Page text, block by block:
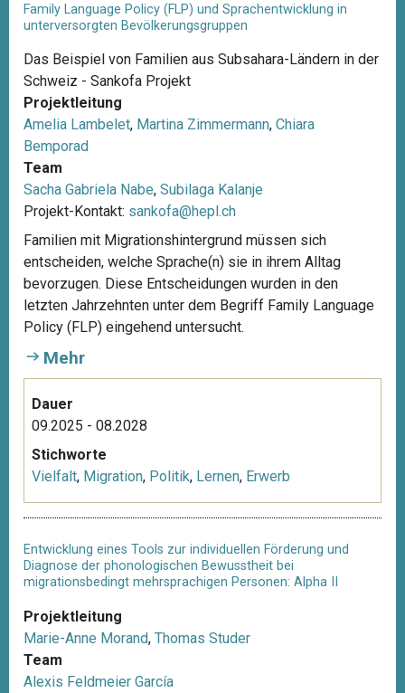
Family Language Policy (FLP) und Sprachentwicklung in
unterversorgten Bevölkerungsgruppen
Das Beispiel von Familien aus Subsahara-Ländern in der
Schweiz - Sankofa Projekt
Projektleitung
Amelia Lambelet, Martina Zimmermann, Chiara
Bemporad
Team
Sacha Gabriela Nabe, Subilaga Kalanje
Projekt-Kontakt: sankofa@hepl.ch
Familien mit Migrationshintergrund müssen sich
entscheiden, welche Sprache(n) sie in ihrem Alltag
bevorzugen. Diese Entscheidungen wurden in den
letzten Jahrzehnten unter dem Begriff Family Language
Policy (FLP) eingehend untersucht.
Mehr
Dauer
09.2025 - 08.2028
Stichworte
Vielfalt, Migration, Politik, Lernen, Erwerb
Entwicklung eines Tools zur individuellen Förderung und
Diagnose der phonologischen Bewusstheit bei
migrationsbedingt mehrsprachigen Personen: Alpha II
Projektleitung
Marie-Anne Morand, Thomas Studer
Team
Alexis Feldmeier García